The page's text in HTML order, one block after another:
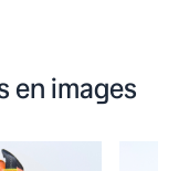
en images